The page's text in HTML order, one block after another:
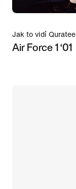
Jak to vidí Quratee
Air Force 1 ‘01